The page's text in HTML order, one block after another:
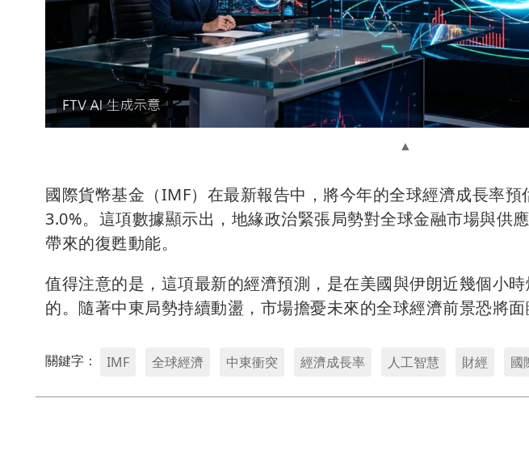
國際貨幣基金（IMF）在最新報告中，將今年的全球經濟成長率
3.0%。這項數據顯示出，地緣政治緊張局勢對全球金融市場與供
帶來的復甦動能。
值得注意的是，這項最新的經濟預測，是在美國與伊朗近幾個小
的。隨著中東局勢持續動盪，市場擔憂未來的全球經濟前景恐將面
關鍵字： IMF 全球經濟 中東衝突 經濟成長率 人工智慧 財經 國